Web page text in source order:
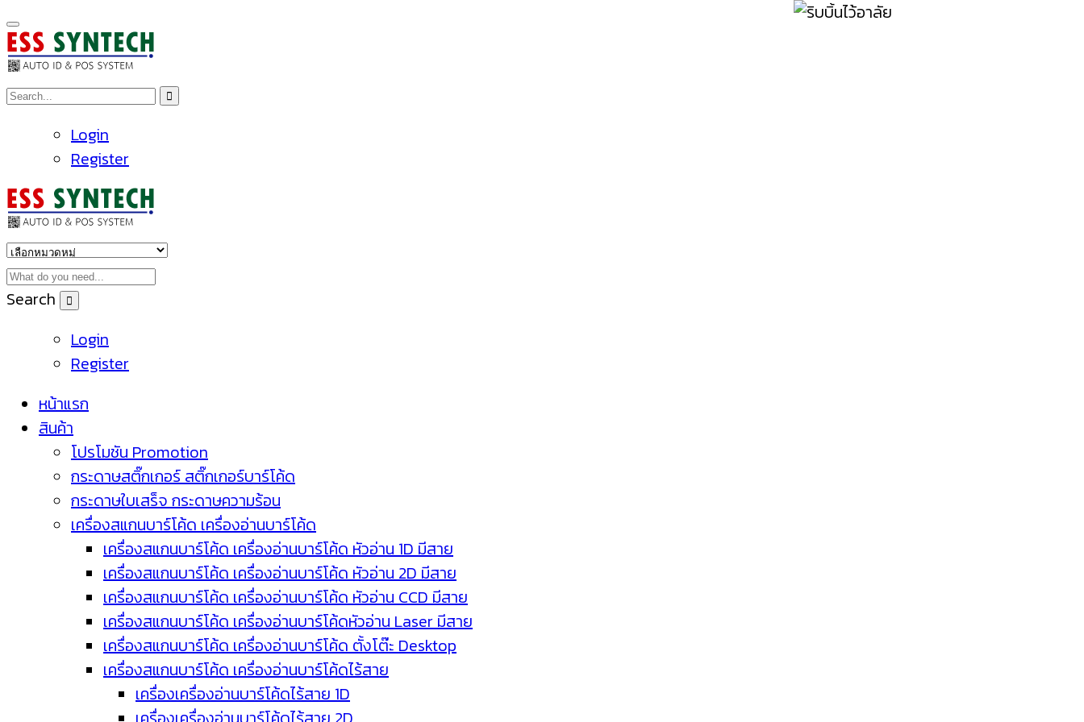
Login
Register
Search
Login
Register
หน้าแรก
สินค้า
โปรโมชัน Promotion
กระดาษสติ๊กเกอร์ สติ๊กเกอร์บาร์โค้ด
กระดาษใบเสร็จ กระดาษความร้อน
เครื่องสแกนบาร์โค้ด เครื่องอ่านบาร์โค้ด
เครื่องสแกนบาร์โค้ด เครื่องอ่านบาร์โค้ด หัวอ่าน 1D มีสาย
เครื่องสแกนบาร์โค้ด เครื่องอ่านบาร์โค้ด หัวอ่าน 2D มีสาย
เครื่องสแกนบาร์โค้ด เครื่องอ่านบาร์โค้ด หัวอ่าน CCD มีสาย
เครื่องสแกนบาร์โค้ด เครื่องอ่านบาร์โค้ดหัวอ่าน Laser มีสาย
เครื่องสแกนบาร์โค้ด เครื่องอ่านบาร์โค้ด ตั้งโต๊ะ Desktop
เครื่องสแกนบาร์โค้ด เครื่องอ่านบาร์โค้ดไร้สาย
เครื่องเครื่องอ่านบาร์โค้ดไร้สาย 1D